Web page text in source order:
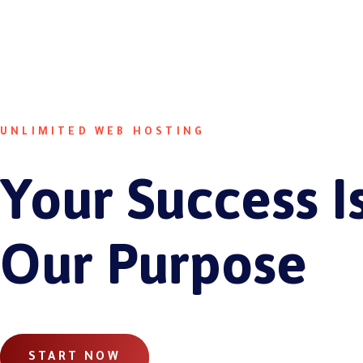
UNLIMITED WEB HOSTING
Your Success
Our Purpose
START NOW